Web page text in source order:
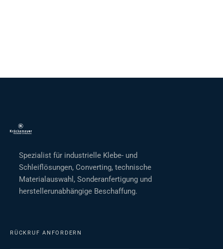
Spezialist für industrielle Klebe- und
Schleiflösungen, Converting, technische
Materialauswahl, Sonderanfertigung und
herstellerunabhängige Beschaffung.
RÜCKRUF ANFORDERN